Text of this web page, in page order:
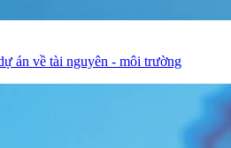
án về tài nguyên - môi trường